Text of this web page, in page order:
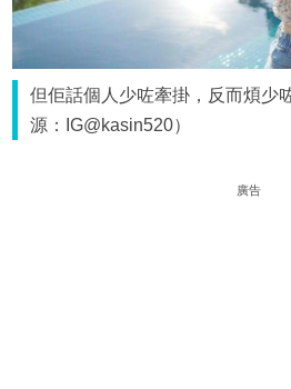
但佢話個人少咗牽掛，反而煩少
源：IG@kasin520）
廣告